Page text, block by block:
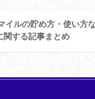
イルの貯め方・使い方
関する記事まとめ